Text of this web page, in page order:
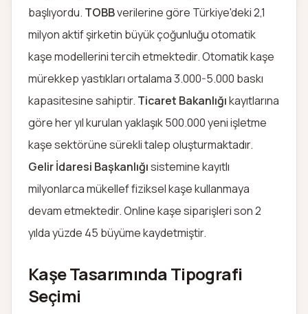
başlıyordu. TOBBverilerine göre Türkiye'deki 2,1
milyon aktif şirketin büyük çoğunluğu otomatik
kaşe modellerini tercih etmektedir. Otomatik kaşe
mürekkep yastıkları ortalama 3.000-5.000 baskı
kapasitesine sahiptir. Ticaret Bakanlığıkayıtlarına
göre her yıl kurulan yaklaşık 500.000 yeni işletme
kaşe sektörüne sürekli talep oluşturmaktadır.
Gelir İdaresi Başkanlığısistemine kayıtlı
milyonlarca mükellef fiziksel kaşe kullanmaya
devam etmektedir. Online kaşe siparişleri son 2
yılda yüzde 45 büyüme kaydetmiştir.
Kaşe Tasarımında Tipografi
Seçimi